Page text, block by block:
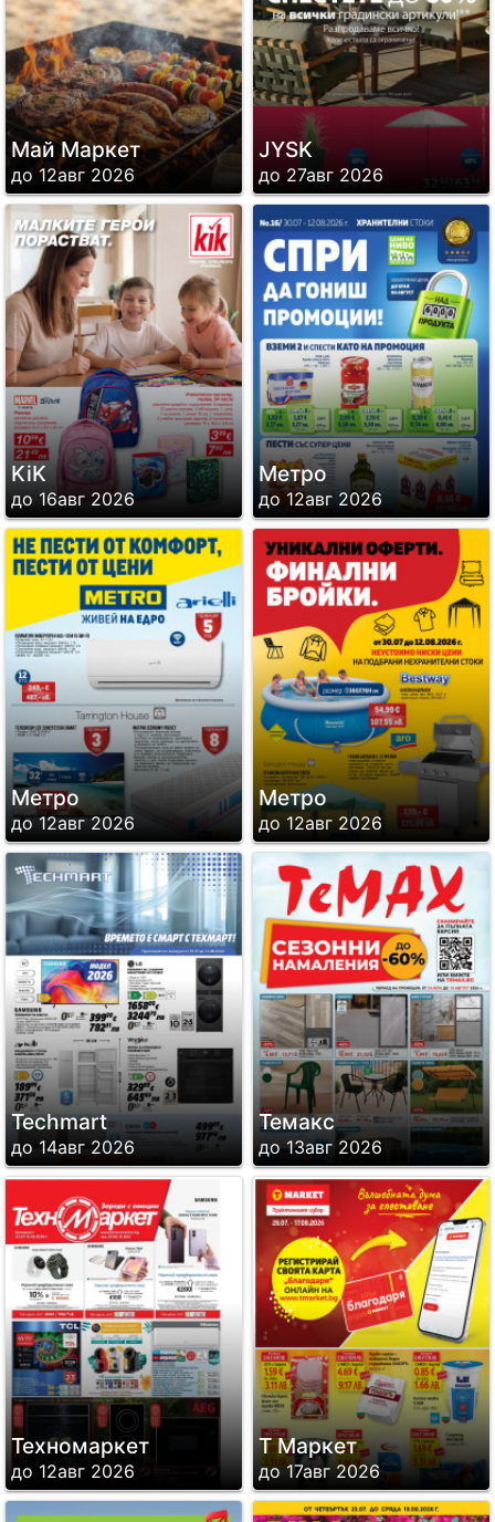
Май Маркет
до 12авг 2026
JYSK
до 27авг 2026
KiK
до 16авг 2026
Метро
до 12авг 2026
Метро
до 12авг 2026
Метро
до 12авг 2026
Techmart
до 14авг 2026
Темакс
до 13авг 2026
Техномаркет
до 12авг 2026
Т Маркет
до 17авг 2026